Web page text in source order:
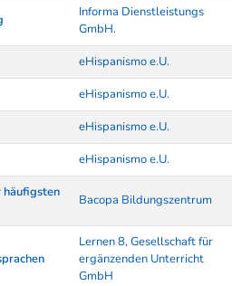
Informa Dienstleistungs
GmbH.
eHispanismo e.U.
eHispanismo e.U.
eHispanismo e.U.
eHispanismo e.U.
häufigsten
Bacopa Bildungszentrum
Lernen 8, Gesellschaft für
ergänzenden Unterricht
GmbH